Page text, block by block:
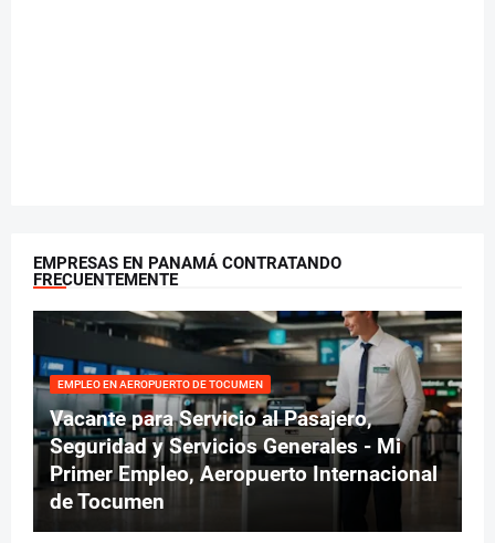
EMPRESAS EN PANAMÁ CONTRATANDO
FRECUENTEMENTE
EMPLEO EN AEROPUERTO DE TOCUMEN
Vacante para Servicio al Pasajero,
Seguridad y Servicios Generales - Mi
Primer Empleo, Aeropuerto Internacional
de Tocumen